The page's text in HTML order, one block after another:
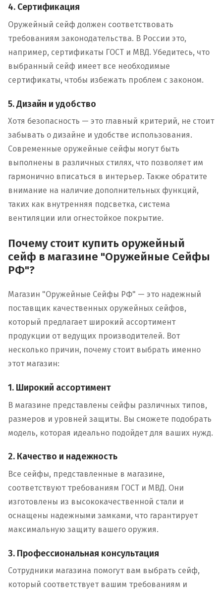
4. Сертификация
Оружейный сейф должен соответствовать
требованиям законодательства. В России это,
например, сертификаты ГОСТ и МВД. Убедитесь, что
выбранный сейф имеет все необходимые
сертификаты, чтобы избежать проблем с законом.
5. Дизайн и удобство
Хотя безопасность — это главный критерий, не стоит
забывать о дизайне и удобстве использования.
Современные оружейные сейфы могут быть
выполнены в различных стилях, что позволяет им
гармонично вписаться в интерьер. Также обратите
внимание на наличие дополнительных функций,
таких как внутренняя подсветка, система
вентиляции или огнестойкое покрытие.
Почему стоит купить оружейный
сейф в магазине "Оружейные Сейфы
РФ"?
Магазин "Оружейные Сейфы РФ" — это надежный
поставщик качественных оружейных сейфов,
который предлагает широкий ассортимент
продукции от ведущих производителей. Вот
несколько причин, почему стоит выбрать именно
этот магазин:
1. Широкий ассортимент
В магазине представлены сейфы различных типов,
размеров и уровней защиты. Вы сможете подобрать
модель, которая идеально подойдет для ваших нужд.
2. Качество и надежность
Все сейфы, представленные в магазине,
соответствуют требованиям ГОСТ и МВД. Они
изготовлены из высококачественной стали и
оснащены надежными замками, что гарантирует
максимальную защиту вашего оружия.
3. Профессиональная консультация
Сотрудники магазина помогут вам выбрать сейф,
который соответствует вашим требованиям и